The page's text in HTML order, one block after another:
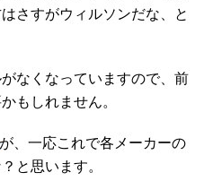
さすがウィルソンだな、と
なくなっていますので、前
もしれません。
が、一応これで各メーカーの
と思います。